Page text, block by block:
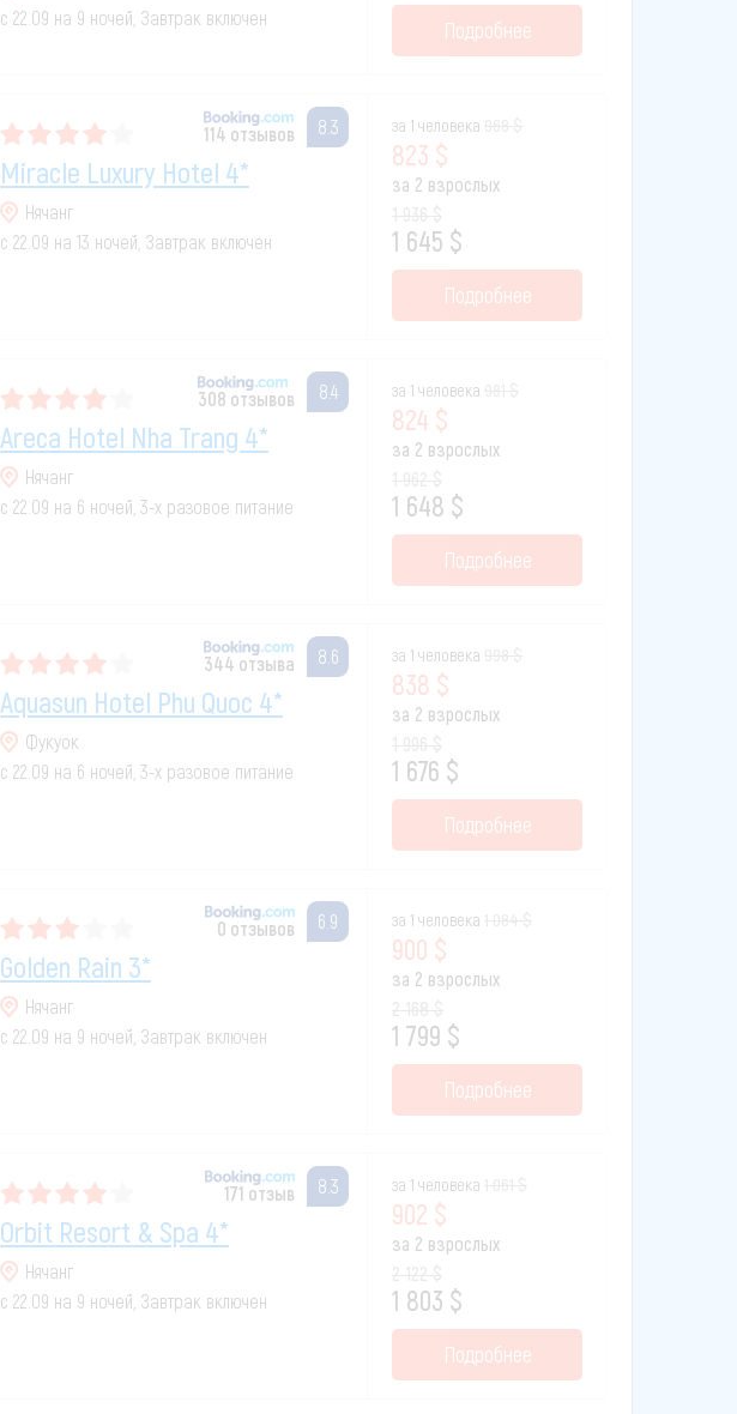
с 22.09 на 9 ночей, Завтрак включен
Подробнее
114 отзывов 8.3
Miracle Luxury Hotel 4*
Нячанг
с 22.09 на 13 ночей, Завтрак включен
за 1 человека
823 $
за 2 взрослых
1 645 $
Подробнее
308 отзывов 8.4
Areca Hotel Nha Trang 4*
Нячанг
с 22.09 на 6 ночей, 3-х разовое питание
за 1 человека
824 $
за 2 взрослых
1 648 $
Подробнее
344 отзыва 8.6
Aquasun Hotel Phu Quoc 4*
Фукуок
с 22.09 на 6 ночей, 3-х разовое питание
за 1 человека
838 $
за 2 взрослых
1 676 $
Подробнее
0 отзывов 6.9
Golden Rain 3*
Нячанг
с 22.09 на 9 ночей, Завтрак включен
за 1 человека
900 $
за 2 взрослых
1 799 $
Подробнее
171 отзыв 8.3
Orbit Resort & Spa 4*
Нячанг
с 22.09 на 9 ночей, Завтрак включен
за 1 человека
902 $
за 2 взрослых
1 803 $
Подробнее